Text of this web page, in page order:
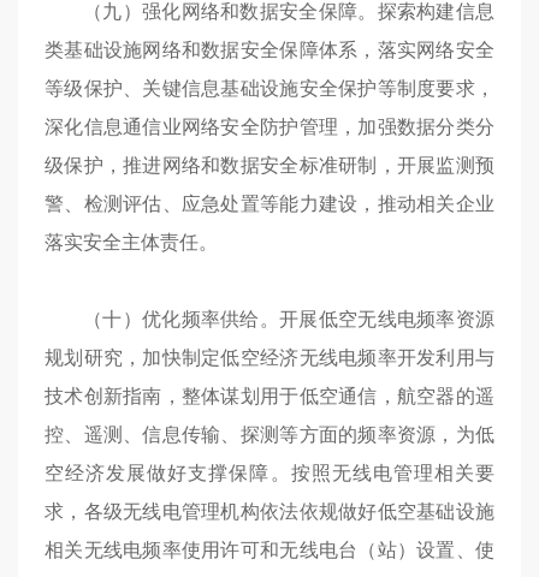
（九）强化网络和数据安全保障。探索构建信息
类基础设施网络和数据安全保障体系，落实网络安全
等级保护、关键信息基础设施安全保护等制度要求，
深化信息通信业网络安全防护管理，加强数据分类分
级保护，推进网络和数据安全标准研制，开展监测预
警、检测评估、应急处置等能力建设，推动相关企业
落实安全主体责任。
（十）优化频率供给。开展低空无线电频率资源
规划研究，加快制定低空经济无线电频率开发利用与
技术创新指南，整体谋划用于低空通信，航空器的遥
控、遥测、信息传输、探测等方面的频率资源，为低
空经济发展做好支撑保障。按照无线电管理相关要
求，各级无线电管理机构依法依规做好低空基础设施
相关无线电频率使用许可和无线电台（站）设置、使